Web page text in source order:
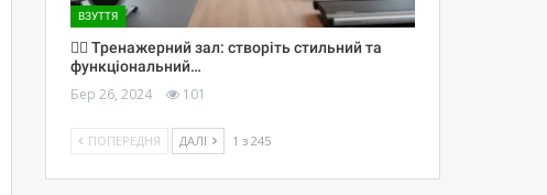
ВЗУТТЯ
🏋️‍♀️ Тренажерний зал: створіть стильний та
функціональний…
Бер 26, 2024 101
ПОПЕРЕДНЯ ДАЛІ 1 з 245